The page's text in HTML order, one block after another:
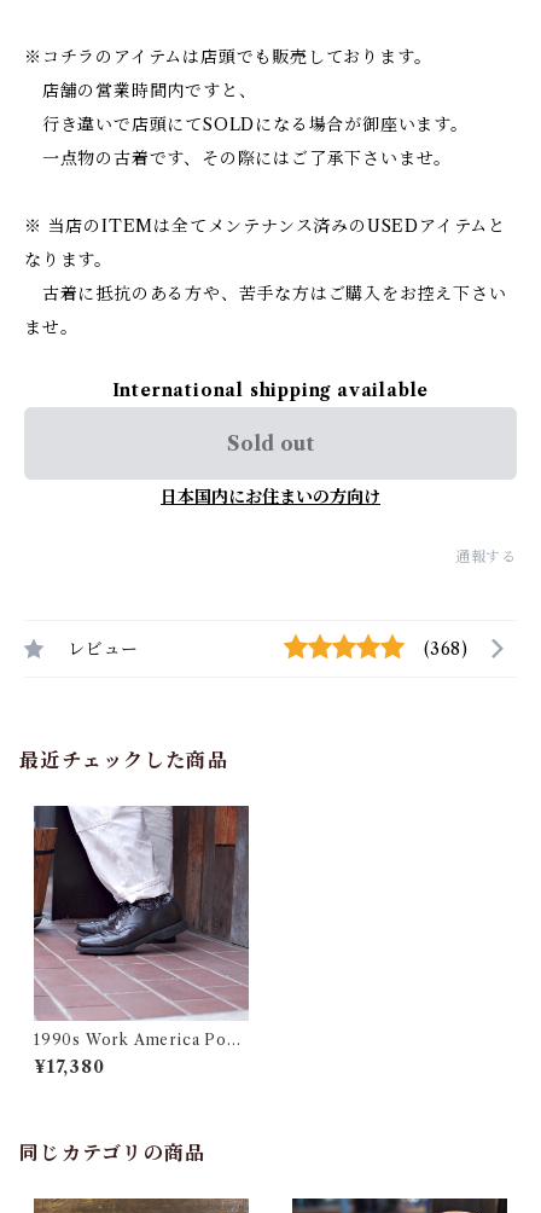
※コチラのアイテムは店頭でも販売しております。
店舗の営業時間内ですと、
行き違いで店頭にてSOLDになる場合が御座います。
一点物の古着です、その際にはご了承下さいませ。
※ 当店のITEMは全てメンテナンス済みのUSEDアイテムと
なります。
古着に抵抗のある方や、苦手な方はご購入をお控え下さい
ませ。
International shipping available
Sold out
日本国内にお住まいの方向け
通報する
レビュー (368)
最近チェックした商品
1990s Work America Post
man Shoes 10B Made in US
A / アメリカ製 ポストマン シ
¥17,380
同じカテゴリの商品